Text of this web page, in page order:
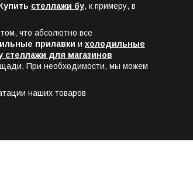
стеллажи бу, к примеру, в
что абсолютно все
прилавки и холодильные
стеллажи для магазинов
При необходимости, мы можем
наших товаров